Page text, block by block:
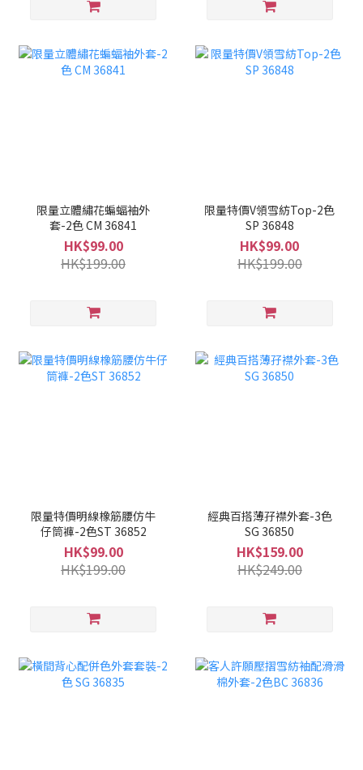
限量立體繡花蝙蝠袖外
套-2色 CM 36841
HK$99.00
HK$199.00
限量特價V領雪紡Top-2色
SP 36848
HK$99.00
HK$199.00
限量特價明線橡筋腰仿牛
仔筒褲-2色ST 36852
HK$99.00
HK$199.00
經典百搭薄孖襟外套-3色
SG 36850
HK$159.00
HK$249.00